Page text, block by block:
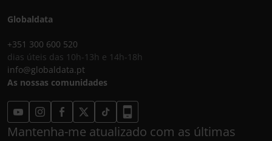
Globaldata
+351 300 600 520
dias úteis das 10h-13h e 14h-18h
info@globaldata.pt
As nossas comunidades
Mantenha-me atualizado com as últimas